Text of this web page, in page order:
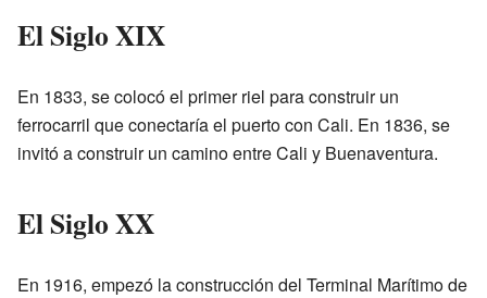
El Siglo XIX
En 1833, se colocó el primer riel para construir un
ferrocarril que conectaría el puerto con Cali. En 1836, se
invitó a construir un camino entre Cali y Buenaventura.
El Siglo XX
En 1916, empezó la construcción del Terminal Marítimo de